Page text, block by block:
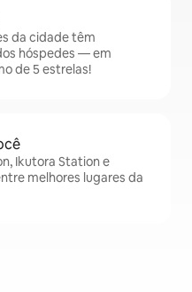
da cidade têm
hóspedes — em
de 5 estrelas!
Ikutora Station e
melhores lugares da